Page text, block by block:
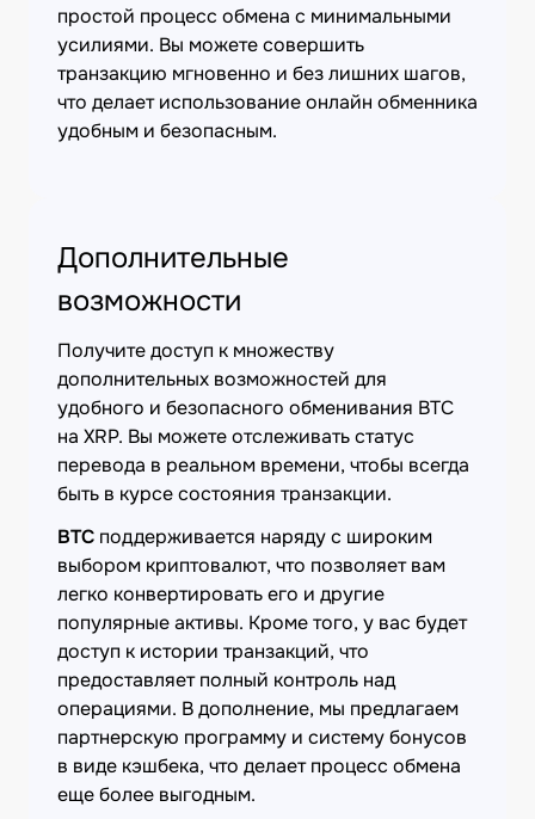
простой процесс обмена с минимальными
усилиями. Вы можете совершить
транзакцию мгновенно и без лишних шагов,
что делает использование онлайн обменника
удобным и безопасным.
Дополнительные
возможности
Получите доступ к множеству
дополнительных возможностей для
удобного и безопасного обменивания BTC
на XRP. Вы можете отслеживать статус
перевода в реальном времени, чтобы всегда
быть в курсе состояния транзакции.
BTC поддерживается наряду с широким
выбором криптовалют, что позволяет вам
легко конвертировать его и другие
популярные активы. Кроме того, у вас будет
доступ к истории транзакций, что
предоставляет полный контроль над
операциями. В дополнение, мы предлагаем
партнерскую программу и систему бонусов
в виде кэшбека, что делает процесс обмена
еще более выгодным.